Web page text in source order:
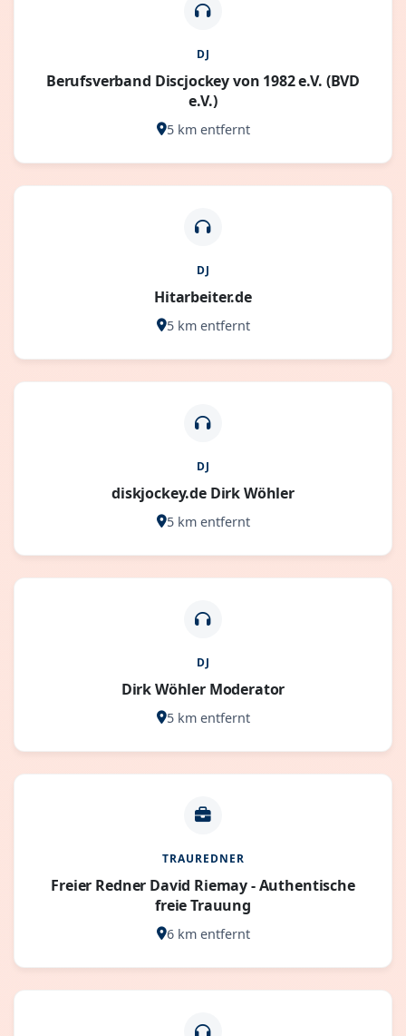
DJ
Berufsverband Discjockey von 1982 e.V. (BVD
e.V.)
5 km entfernt
DJ
Hitarbeiter.de
5 km entfernt
DJ
diskjockey.de Dirk Wöhler
5 km entfernt
DJ
Dirk Wöhler Moderator
5 km entfernt
TRAUREDNER
Freier Redner David Riemay - Authentische
freie Trauung
6 km entfernt